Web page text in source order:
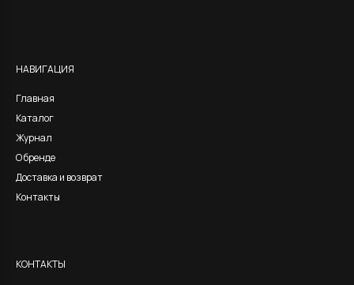
НАВИГАЦИЯ
Главная
Каталог
Журнал
О бренде
Доставка и возврат
Контакты
КОНТАКТЫ